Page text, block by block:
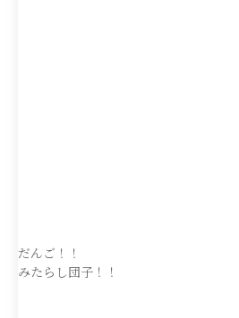
だんご！！
みたらし団子！！